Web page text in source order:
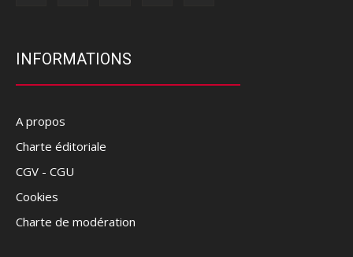
INFORMATIONS
A propos
Charte éditoriale
CGV - CGU
Cookies
Charte de modération